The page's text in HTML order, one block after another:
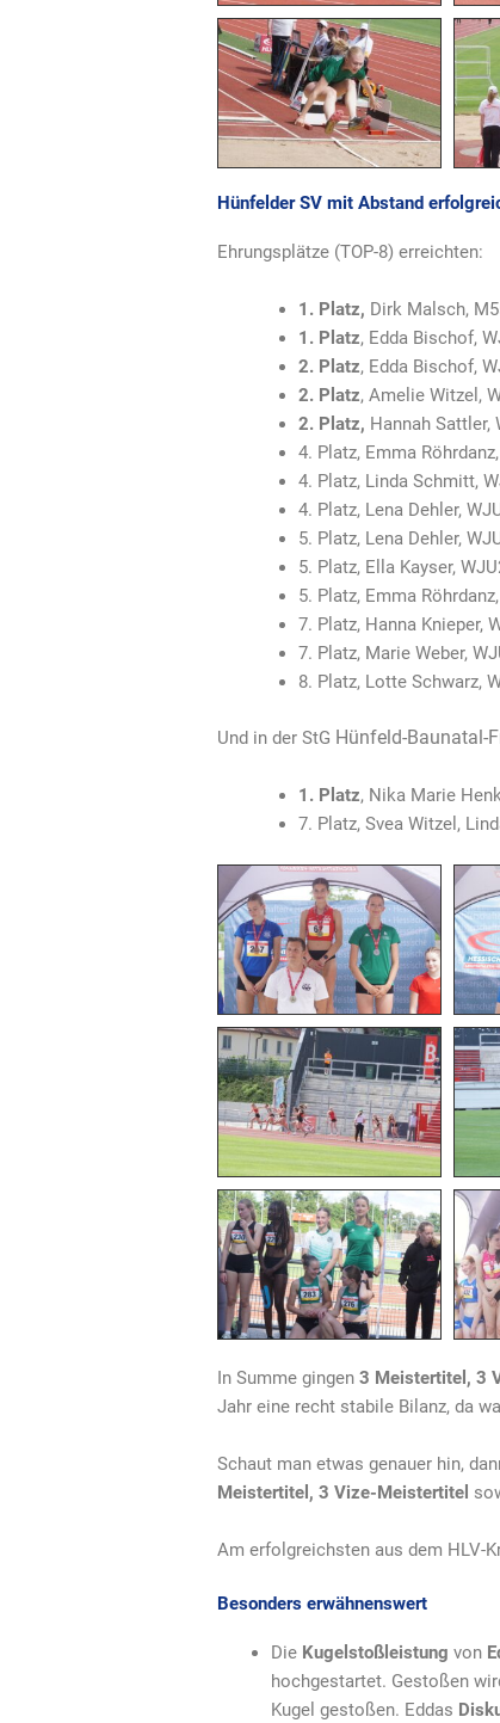
Hünfelder SV mit Abstand
Ehrungsplätze (TOP-8) erreichten:
1. Platz, Dirk Malsch,
1. Platz, Edda Bischof,
2. Platz, Edda Bischof,
2. Platz, Amelie Witzel,
2. Platz, Hannah Sattler,
4. Platz, Emma
4. Platz, Linda Schmitt,
4. Platz, Lena Dehler,
5. Platz, Lena Dehler,
5. Platz, Ella Kayser,
5. Platz, Emma
7. Platz, Hanna Knieper,
7. Platz, Marie Weber,
8. Platz, Lotte Schwarz,
Und in der StG Hünfeld-Baunatal-
1. Platz, Nika Marie
7. Platz, Svea Witzel,
In Summe gingen 3 Meistertitel, 3
Jahr eine recht stabile Bilanz, da
Schaut man etwas genauer hin,
Meistertitel, 3 Vize-Meistertitel
Am erfolgreichsten aus dem HLV-
Besonders erwähnenswert
Die Kugelstoßleistung von
hochgestartet. Gestoßen
Kugel gestoßen. Eddas